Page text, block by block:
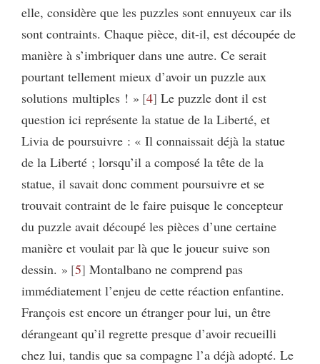
elle, considère que les puzzles sont ennuyeux car ils
sont contraints. Chaque pièce, dit-il, est découpée de
manière à s’imbriquer dans une autre. Ce serait
pourtant tellement mieux d’avoir un puzzle aux
solutions multiples ! » 4 Le puzzle dont il est
question ici représente la statue de la Liberté, et
Livia de poursuivre : « Il connaissait déjà la statue
de la Liberté ; lorsqu’il a composé la tête de la
statue, il savait donc comment poursuivre et se
trouvait contraint de le faire puisque le concepteur
du puzzle avait découpé les pièces d’une certaine
manière et voulait par là que le joueur suive son
dessin. » 5 Montalbano ne comprend pas
immédiatement l’enjeu de cette réaction enfantine.
François est encore un étranger pour lui, un être
dérangeant qu’il regrette presque d’avoir recueilli
chez lui, tandis que sa compagne l’a déjà adopté. Le